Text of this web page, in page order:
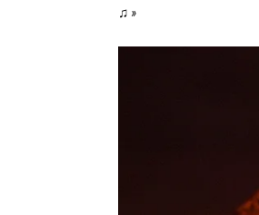
♫ »